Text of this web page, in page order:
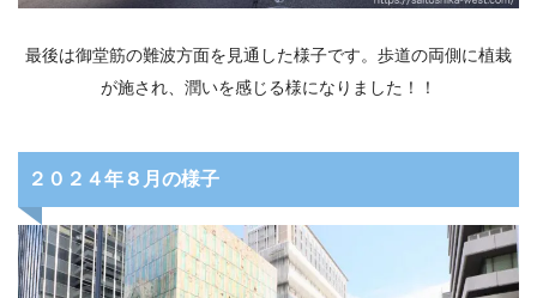
最後は御堂筋の難波方面を見通した様子です。歩道の両側に植栽
が施され、潤いを感じる様になりました！！
２０２４年８月の様子